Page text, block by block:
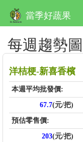
當季好蔬果
每週趨勢圖
洋桔梗-新喜香檳
本週平均批發價:
67.7(元/把)
預估零售價:
203(元/把)